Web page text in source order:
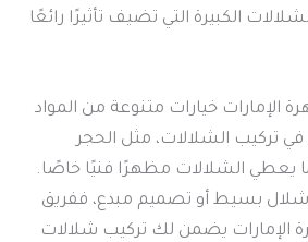
الكبيرة التي تضيف تأثيرًا رائعًا
الإمارات خيارات متنوعة من المواد
تركيب الشلالات، مثل الحجر
يعطي الشلالات مظهرًا فنيًا خاصًا.
بسيط أو تصميم مبدع، ففريق
الإمارات يضمن لك تركيب شلالات